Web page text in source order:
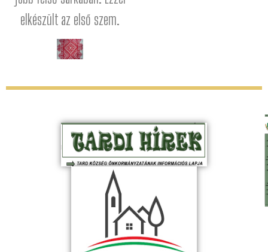
elkészült az első szem.